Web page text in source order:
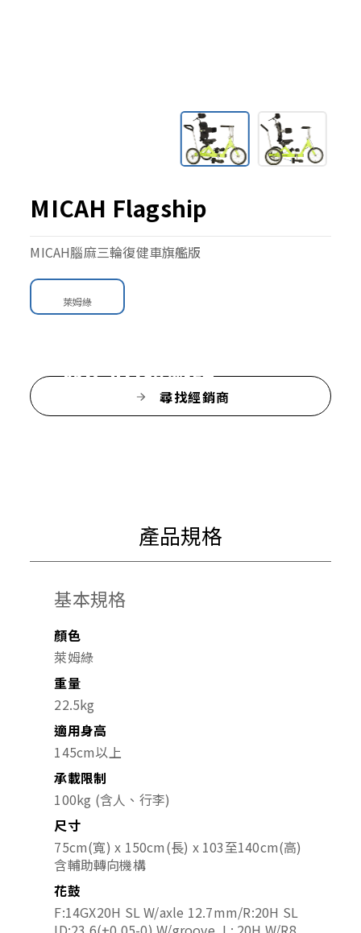
MICAH Flagship
MICAH腦麻三輪復健車旗艦版
萊姆綠
尋找經銷商
MICAH旗艦版
產品規格
基本規格
顏色
萊姆綠
重量
22.5kg
適用身高
145cm以上
承載限制
100kg (含人、行李)
尺寸
75cm(寬) x 150cm(長) x 103至140cm(高)
含輔助轉向機構
花鼓
F:14GX20H SL W/axle 12.7mm/R:20H SL